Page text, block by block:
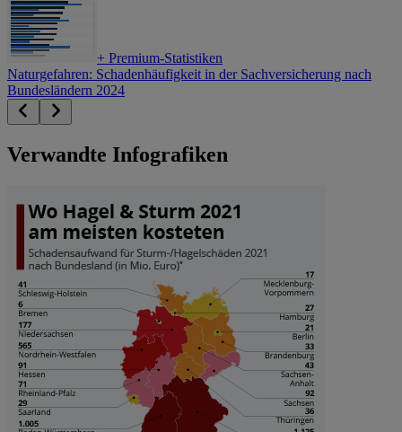
+ Premium-Statistiken
Naturgefahren: Schadenhäufigkeit in der Sachversicherung nach
Bundesländern 2024
Verwandte Infografiken